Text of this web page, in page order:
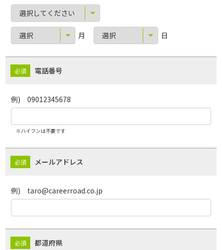
月 日
電話番号
例) 09012345678
※ハイフンは不要です
メールアドレス
例) taro@careerroad.co.jp
都道府県